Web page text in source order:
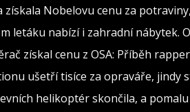
Nobelovu cenu za
letáku nabízí i zahradní nábytek.
získal cenu z OSA: Příběh
ušetří tisíce za opraváře, jindy
helikoptér skončila, a